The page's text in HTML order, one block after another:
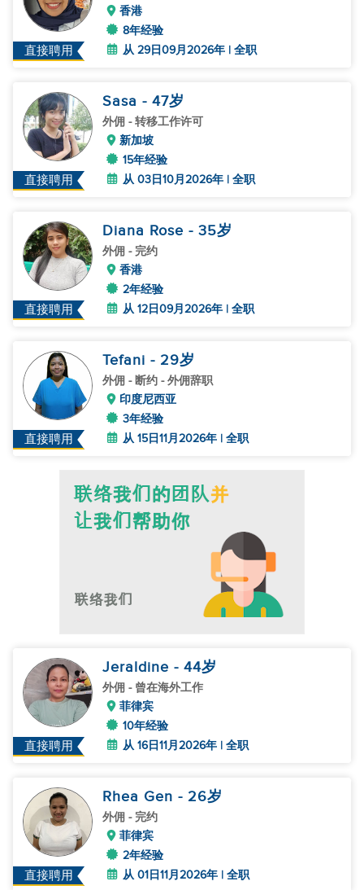
直接聘用
香港
8年经验
从 29日09月2026年 | 全职
直接聘用
Sasa - 47岁
外佣 - 转移工作许可
新加坡
15年经验
从 03日10月2026年 | 全职
直接聘用
Diana Rose - 35岁
外佣 - 完约
香港
2年经验
从 12日09月2026年 | 全职
直接聘用
Tefani - 29岁
外佣 - 断约 - 外佣辞职
印度尼西亚
3年经验
从 15日11月2026年 | 全职
直接聘用
Jeraldine - 44岁
外佣 - 曾在海外工作
菲律宾
10年经验
从 16日11月2026年 | 全职
直接聘用
Rhea Gen - 26岁
外佣 - 完约
菲律宾
2年经验
从 01日11月2026年 | 全职